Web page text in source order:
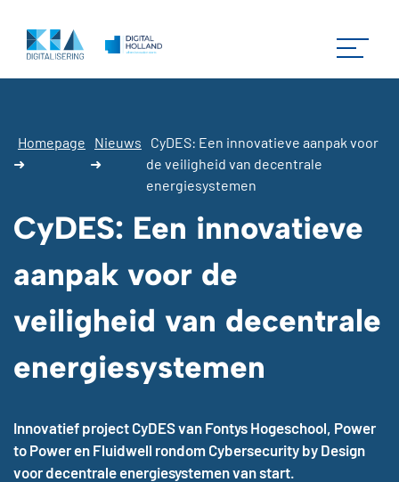
Homepage
➜
Nieuws
➜
CyDES: Een innovatieve aanpak voor
de veiligheid van decentrale
energiesystemen
CyDES: Een innovatieve
aanpak voor de
veiligheid van decentrale
energiesystemen
Innovatief project CyDES van Fontys Hogeschool, Power
to Power en Fluidwell rondom Cybersecurity by Design
voor decentrale energiesystemen van start.